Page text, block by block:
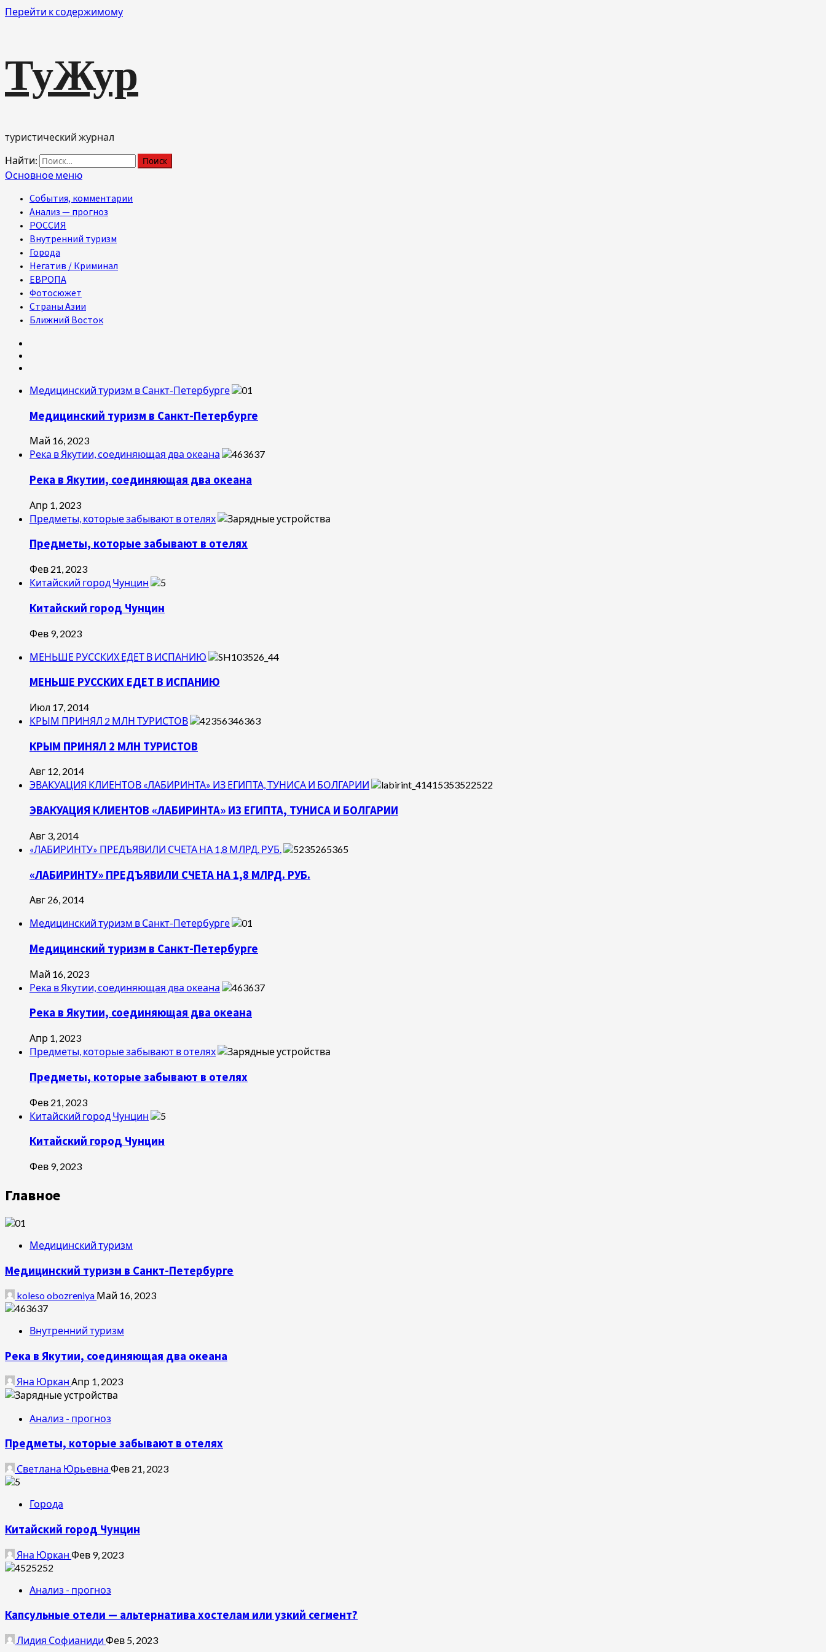
Перейти к содержимому
ТуЖур
туристический журнал
Найти:
Основное меню
События, комментарии
Анализ — прогноз
РОССИЯ
Внутренний туризм
Города
Негатив / Криминал
ЕВРОПА
Фотосюжет
Страны Азии
Ближний Восток
Медицинский туризм в Санкт-Петербурге
Медицинский туризм в Санкт-Петербурге
Май 16, 2023
Река в Якутии, соединяющая два океана
Река в Якутии, соединяющая два океана
Апр 1, 2023
Предметы, которые забывают в отелях
Предметы, которые забывают в отелях
Фев 21, 2023
Китайский город Чунцин
Китайский город Чунцин
Фев 9, 2023
МЕНЬШЕ РУССКИХ ЕДЕТ В ИСПАНИЮ
МЕНЬШЕ РУССКИХ ЕДЕТ В ИСПАНИЮ
Июл 17, 2014
КРЫМ ПРИНЯЛ 2 МЛН ТУРИСТОВ
КРЫМ ПРИНЯЛ 2 МЛН ТУРИСТОВ
Авг 12, 2014
ЭВАКУАЦИЯ КЛИЕНТОВ «ЛАБИРИНТА» ИЗ ЕГИПТА, ТУНИСА И БОЛГАРИИ
ЭВАКУАЦИЯ КЛИЕНТОВ «ЛАБИРИНТА» ИЗ ЕГИПТА, ТУНИСА И БОЛГАРИИ
Авг 3, 2014
«ЛАБИРИНТУ» ПРЕДЪЯВИЛИ СЧЕТА НА 1,8 МЛРД. РУБ.
«ЛАБИРИНТУ» ПРЕДЪЯВИЛИ СЧЕТА НА 1,8 МЛРД. РУБ.
Авг 26, 2014
Медицинский туризм в Санкт-Петербурге
Медицинский туризм в Санкт-Петербурге
Май 16, 2023
Река в Якутии, соединяющая два океана
Река в Якутии, соединяющая два океана
Апр 1, 2023
Предметы, которые забывают в отелях
Предметы, которые забывают в отелях
Фев 21, 2023
Китайский город Чунцин
Китайский город Чунцин
Фев 9, 2023
Главное
Медицинский туризм
Медицинский туризм в Санкт-Петербурге
koleso obozreniya Май 16, 2023
Внутренний туризм
Река в Якутии, соединяющая два океана
Яна Юркан Апр 1, 2023
Анализ - прогноз
Предметы, которые забывают в отелях
Светлана Юрьевна Фев 21, 2023
Города
Китайский город Чунцин
Яна Юркан Фев 9, 2023
Анализ - прогноз
Капсульные отели — альтернатива хостелам или узкий сегмент?
Лидия Софианиди Фев 5, 2023